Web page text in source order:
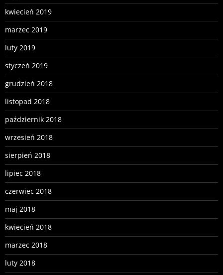
kwiecień 2019
marzec 2019
luty 2019
styczeń 2019
grudzień 2018
listopad 2018
październik 2018
wrzesień 2018
sierpień 2018
lipiec 2018
czerwiec 2018
maj 2018
kwiecień 2018
marzec 2018
luty 2018